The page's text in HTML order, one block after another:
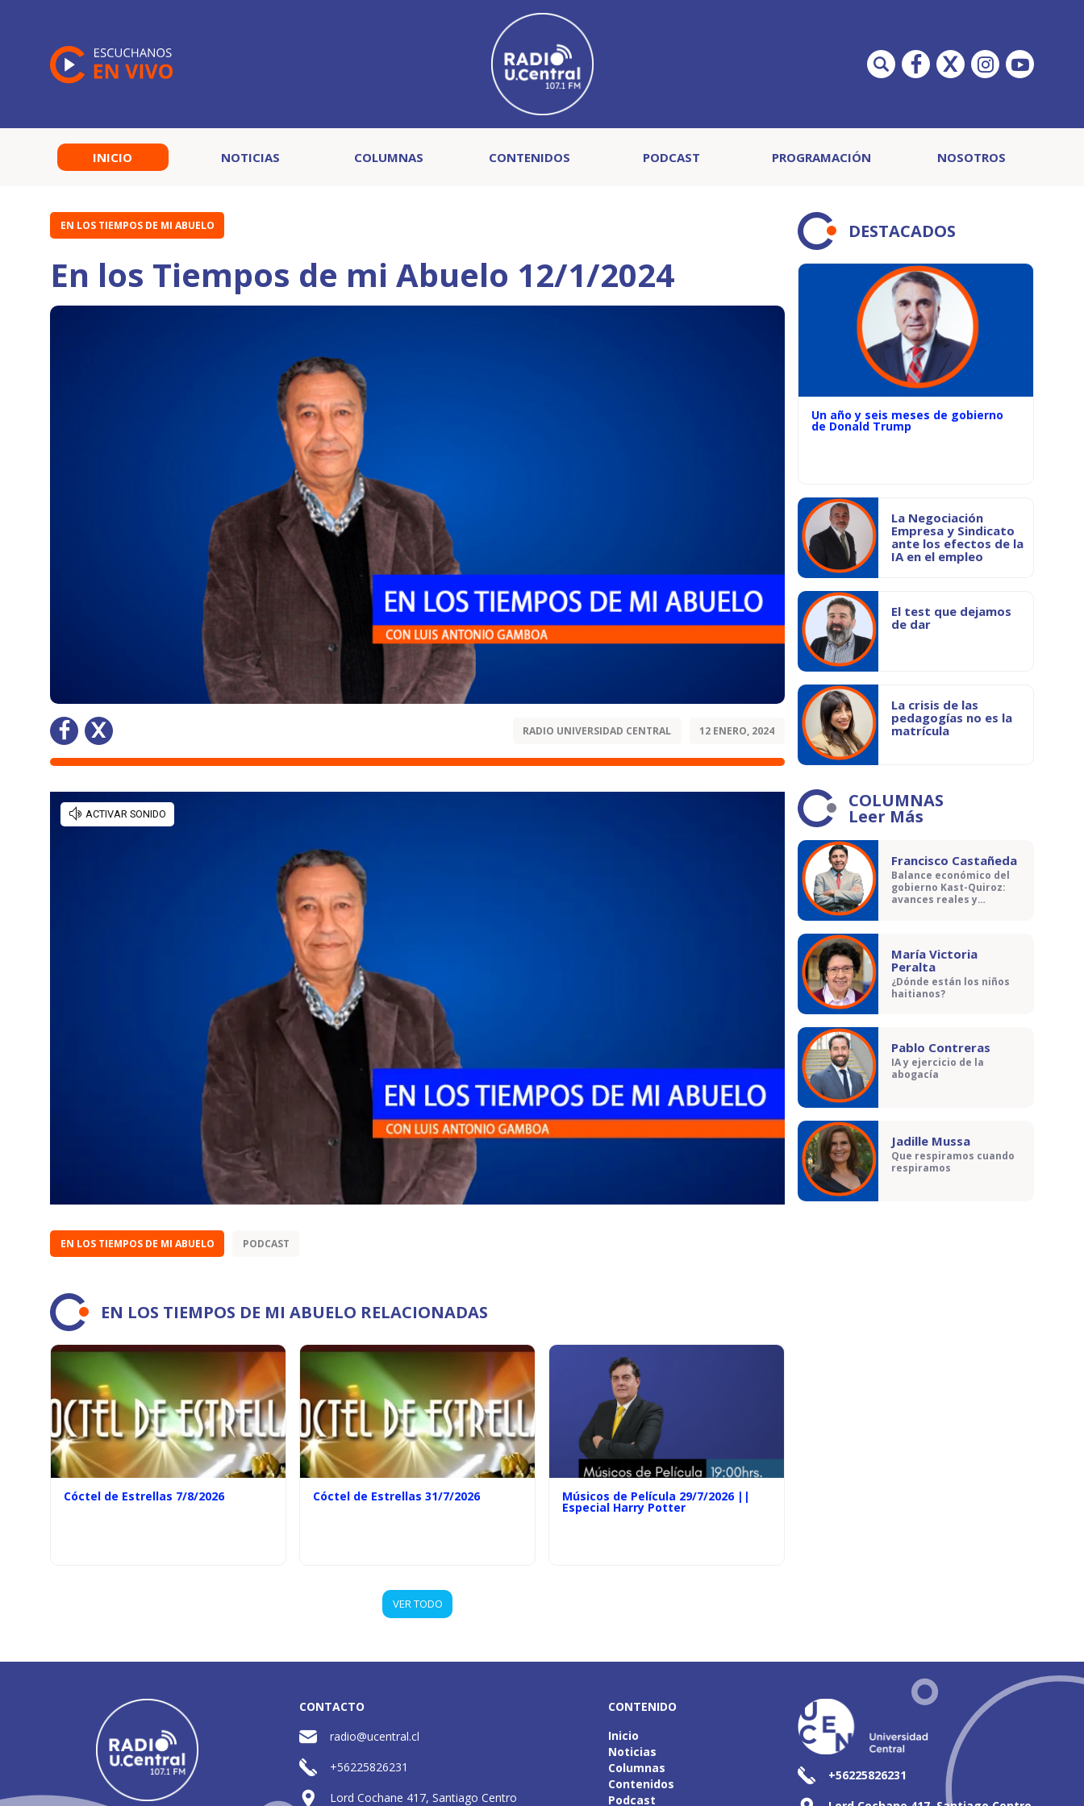
INICIO NOTICIAS COLUMNAS CONTENIDOS PODCAST PROGRAMACIÓN NOSOTROS
EN LOS TIEMPOS DE MI ABUELO
En los Tiempos de mi Abuelo 12/1/2024
RADIO UNIVERSIDAD CENTRAL 12 ENERO, 2024
EN LOS TIEMPOS DE MI ABUELO PODCAST
EN LOS TIEMPOS DE MI ABUELO RELACIONADAS
Cóctel de Estrellas 7/8/2026 Cóctel de Estrellas 31/7/2026 Músicos de Película 29/7/2026 ||
Especial Harry Potter
VER TODO
DESTACADOS
Un año y seis meses de gobierno
de Donald Trump
La Negociación
Empresa y Sindicato
ante los efectos de la
IA en el empleo
El test que dejamos
de dar
La crisis de las
pedagogías no es la
matrícula
COLUMNAS
Leer Más
Francisco Castañeda
Balance económico del
gobierno Kast-Quiroz:
avances reales y
María Victoria
Peralta
¿Dónde están los niños
haitianos?
Pablo Contreras
IA y ejercicio de la
abogacía
Jadille Mussa
Que respiramos cuando
respiramos
CONTACTO
radio@ucentral.cl
+56225826231
Lord Cochane 417, Santiago Centro
CONTENIDO
Inicio
Noticias
Columnas
Contenidos
Podcast
+56225826231